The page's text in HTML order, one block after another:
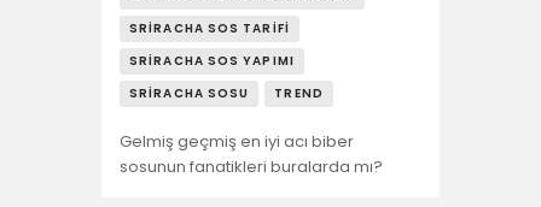
SRIRACHA SOS TARIFI
SRIRACHA SOS YAPIMI
SRIRACHA SOSU
TREND
Gelmiş geçmiş en iyi acı biber
sosunun fanatikleri buralarda mı?